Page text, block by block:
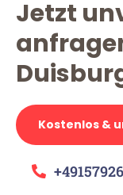
Jetzt
Kostenlos &